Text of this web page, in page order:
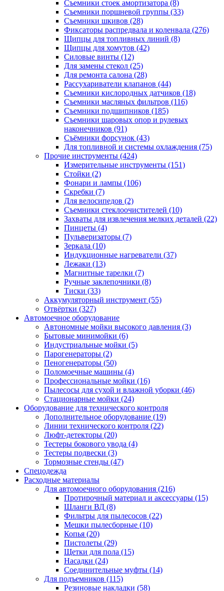
Съемники стоек амортизатора (8)
Съемники поршневой группы (33)
Съемники шкивов (28)
Фиксаторы распредвала и коленвала (276)
Щипцы для топливных линий (8)
Щипцы для хомутов (42)
Силовые винты (12)
Для замены стекол (25)
Для ремонта салона (28)
Рассухариватели клапанов (44)
Съемники кислородных датчиков (18)
Съемники масляных фильтров (116)
Съемники подшипников (185)
Съемники шаровых опор и рулевых
наконечников (91)
Съёмники форсунок (43)
Для топливной и системы охлаждения (75)
Прочие инструменты (424)
Измерительные инструменты (151)
Стойки (2)
Фонари и лампы (106)
Скребки (7)
Для велосипедов (2)
Съемники стеклоочистителей (10)
Захваты для извлечения мелких деталей (22)
Пинцеты (4)
Пульверизаторы (7)
Зеркала (10)
Индукционные нагреватели (37)
Лежаки (13)
Магнитные тарелки (7)
Ручные заклепочники (8)
Тиски (33)
Аккумуляторный инструмент (55)
Отвёртки (327)
Автомоечное оборудование
Автономные мойки высокого давления (3)
Бытовые минимойки (6)
Индустриальные мойки (5)
Парогенераторы (2)
Пеногенераторы (50)
Поломоечные машины (4)
Профессиональные мойки (16)
Пылесосы для сухой и влажной уборки (46)
Стационарные мойки (24)
Оборудование для технического контроля
Дополнительное оборудование (19)
Линии технического контроля (22)
Люфт-детекторы (20)
Тестеры бокового увода (4)
Тестеры подвески (3)
Тормозные стенды (47)
Спецодежда
Расходные материалы
Для автомоечного оборудования (216)
Протирочный материал и аксессуары (15)
Шланги ВД (8)
Фильтры для пылесосов (22)
Мешки пылесборные (10)
Копья (20)
Пистолеты (29)
Щетки для пола (15)
Насадки (24)
Соединительные муфты (14)
Для подъемников (115)
Резиновые накладки (58)